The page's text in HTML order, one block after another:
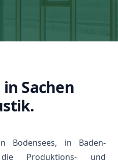
Sachen
Bodensees, in Baden-
Produktions- und